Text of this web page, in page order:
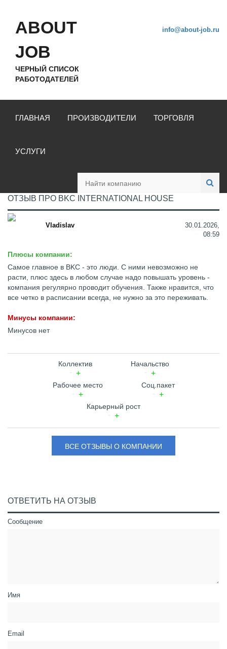
ABOUT
JOB
ЧЕРНЫЙ СПИСОК
РАБОТОДАТЕЛЕЙ
info@about-job.ru
ГЛАВНАЯ ПРОИЗВОДИТЕЛИ ТОРГОВЛЯ
УСЛУГИ
ОТЗЫВ ПРО BKC INTERNATIONAL HOUSE
Vladislav
30.01.2026,
08:59
Плюсы компании:
Самое главное в BKC - это люди. С ними невозможно не
расти, плюс здесь в любом случае надо повышать уровень -
компания регулярно проводит обучения. Также нравится, что
все четко в расписании всегда, не нужно за это переживать.
Минусы компании:
Минусов нет
Коллектив Начальство
Рабочее место Соц.пакет
Карьерный рост
ВСЕ ОТЗЫВЫ О КОМПАНИИ
ОТВЕТИТЬ НА ОТЗЫВ
Сообщение
Имя
Email